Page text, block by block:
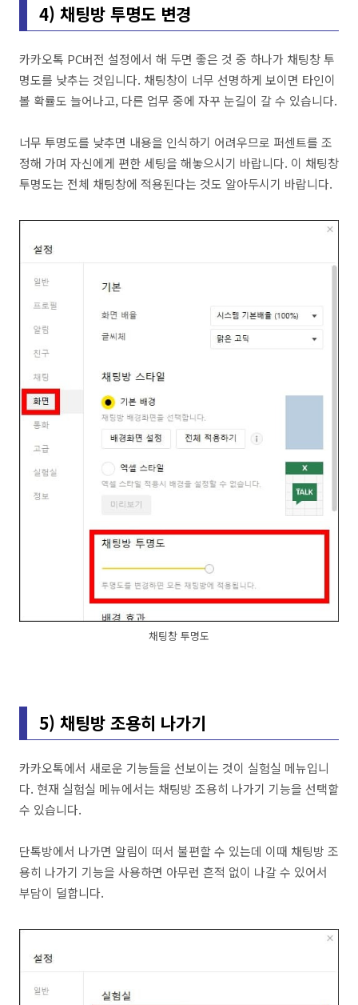
4) 채팅방 투명도 변경
카카오톡 PC버전 설정에서 해 두면 좋은 것 중 하나가 채팅창 투
명도를 낮추는 것입니다. 채팅창이 너무 선명하게 보이면 타인이
볼 확률도 늘어나고, 다른 업무 중에 자꾸 눈길이 갈 수 있습니다.
너무 투명도를 낮추면 내용을 인식하기 어려우므로 퍼센트를 조
정해 가며 자신에게 편한 세팅을 해놓으시기 바랍니다. 이 채팅창
투명도는 전체 채팅창에 적용된다는 것도 알아두시기 바랍니다.
채팅창 투명도
5) 채팅방 조용히 나가기
카카오톡에서 새로운 기능들을 선보이는 것이 실험실 메뉴입니
다. 현재 실험실 메뉴에서는 채팅방 조용히 나가기 기능을 선택할
수 있습니다.
단톡방에서 나가면 알림이 떠서 불편할 수 있는데 이때 채팅방 조
용히 나가기 기능을 사용하면 아무런 흔적 없이 나갈 수 있어서
부담이 덜합니다.